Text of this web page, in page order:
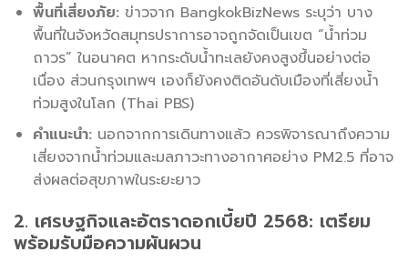
พื้นที่เสี่ยงภัย:ข่าวจาก BangkokBizNews ระบุว่า บาง
พื้นที่ในจังหวัดสมุทรปราการอาจถูกจัดเป็นเขต “น้ำท่วม
ถาวร” ในอนาคต หากระดับน้ำทะเลยังคงสูงขึ้นอย่างต่อ
เนื่อง ส่วนกรุงเทพฯ เองก็ยังคงติดอันดับเมืองที่เสี่ยงน้ำ
ท่วมสูงในโลก (Thai PBS)
คำแนะนำ:นอกจากการเดินทางแล้ว ควรพิจารณาถึงความ
เสี่ยงจากน้ำท่วมและมลภาวะทางอากาศอย่าง PM2.5 ที่อาจ
ส่งผลต่อสุขภาพในระยะยาว
2. เศรษฐกิจและอัตราดอกเบี้ยปี 2568: เตรียม
พร้อมรับมือความผันผวน